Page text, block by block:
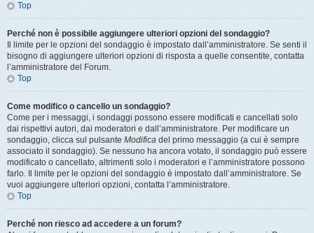
Top
Perché non è possibile aggiungere ulteriori opzioni del sondaggio?
Il limite per le opzioni del sondaggio è impostato dall’amministratore. Se senti il
bisogno di aggiungere ulteriori opzioni di risposta a quelle consentite, contatta
l’amministratore del Forum.
Top
Come modifico o cancello un sondaggio?
Come per i messaggi, i sondaggi possono essere modificati e cancellati solo
dai rispettivi autori, dai moderatori e dall’amministratore. Per modificare un
sondaggio, clicca sul pulsante Modifica del primo messaggio (a cui è sempre
associato il sondaggio). Se nessuno ha ancora votato, il sondaggio può essere
modificato o cancellato, altrimenti solo i moderatori e l’amministratore possono
farlo. Il limite per le opzioni del sondaggio è impostato dall’amministratore. Se
vuoi aggiungere ulteriori opzioni, contatta l’amministratore.
Top
Perché non riesco ad accedere a un forum?